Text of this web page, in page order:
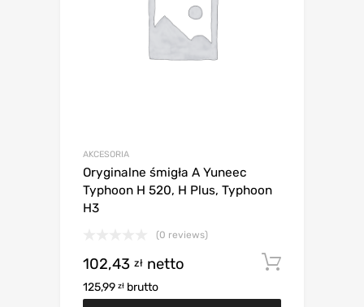
AKCESORIA
Oryginalne śmigła A Yuneec
Typhoon H 520, H Plus, Typhoon
H3
(0 reviews)
102,43 zł netto
125,99 zł brutto